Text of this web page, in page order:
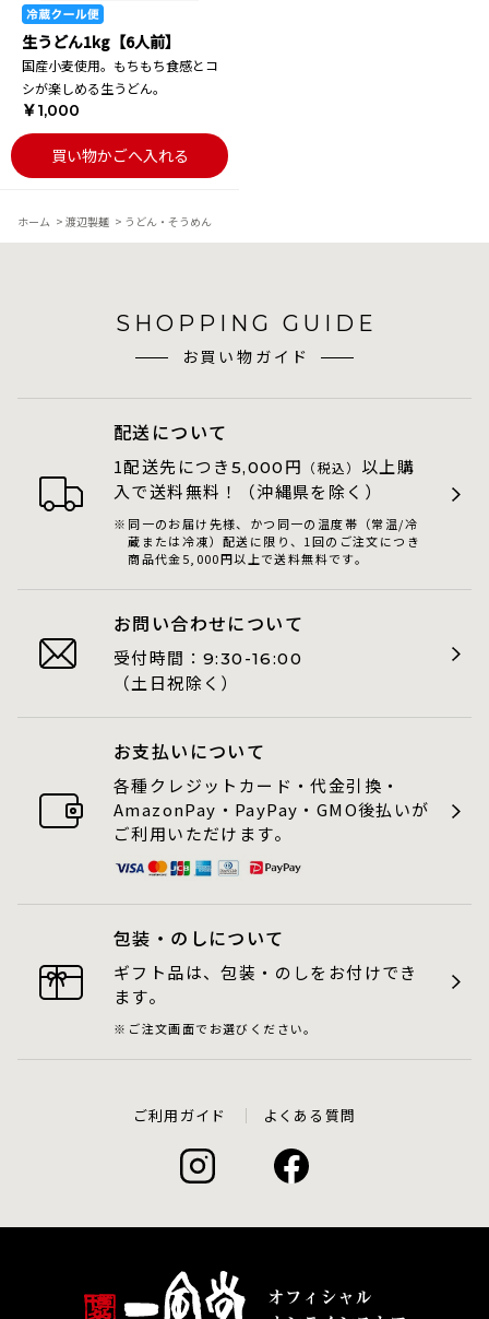
生うどん1kg【6人前】
国産小麦使用。もちもち食感とコ
シが楽しめる生うどん。
￥1,000
買い物かごへ入れる
ホーム > 渡辺製麺 > うどん・そうめん
SHOPPING GUIDE
お買い物ガイド
配送について
1配送先につき 5,000 円 （税込） 以上購
入で送料無料！（沖縄県を除く）
同一のお届け先様、かつ同一の温度帯（常温/冷
蔵または冷凍）配送に限り、1回のご注文につき
商品代金5,000円以上で送料無料です。
お問い合わせについて
受付時間： 9:30-16:00
（土日祝除く）
お支払いについて
各種クレジットカード・代金引換・
AmazonPay・PayPay・GMO後払いが
ご利用いただけます。
包装・のしについて
ギフト品は、包装・のしをお付けでき
ます。
ご注文画面でお選びください。
ご利用ガイド よくある質問